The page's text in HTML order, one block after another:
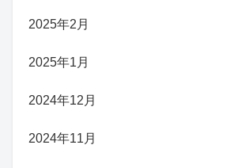
2025年2月
2025年1月
2024年12月
2024年11月